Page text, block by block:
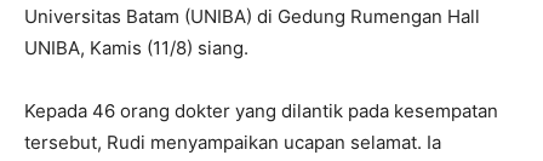
Universitas Batam (UNIBA) di Gedung Rumengan Hall
UNIBA, Kamis (11/8) siang.
Kepada 46 orang dokter yang dilantik pada kesempatan
tersebut, Rudi menyampaikan ucapan selamat. Ia